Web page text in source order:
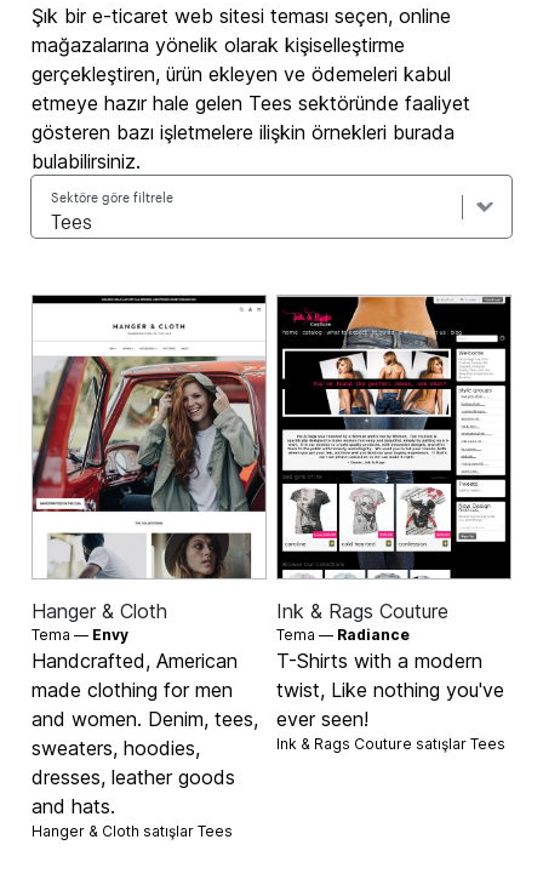
Şık bir e-ticaret web sitesi teması seçen, online
mağazalarına yönelik olarak kişiselleştirme
gerçekleştiren, ürün ekleyen ve ödemeleri kabul
etmeye hazır hale gelen Tees sektöründe faaliyet
gösteren bazı işletmelere ilişkin örnekleri burada
bulabilirsiniz.
Sektöre göre filtrele
Hanger & Cloth
Tema — Envy
Handcrafted, American
made clothing for men
and women. Denim, tees,
sweaters, hoodies,
dresses, leather goods
and hats.
Hanger & Cloth satışlarTees
Ink & Rags Couture
Tema — Radiance
T-Shirts with a modern
twist, Like nothing you've
ever seen!
Ink & Rags Couture satışlar Tees